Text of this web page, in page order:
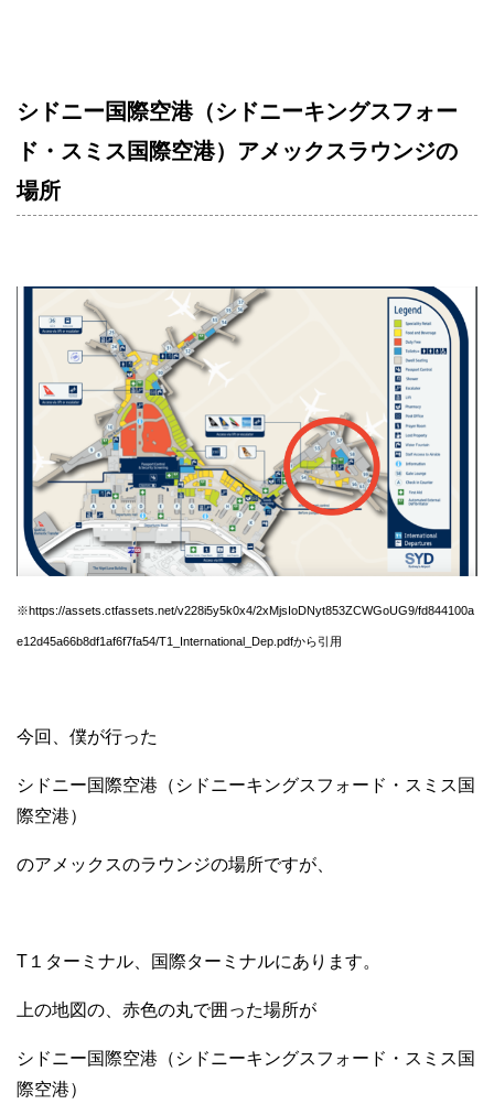
シドニー国際空港（シドニーキングスフォー
ド・スミス国際空港）アメックスラウンジの
場所
※https://assets.ctfassets.net/v228i5y5k0x4/2xMjsIoDNyt853ZCWGoUG9/fd844100a
e12d45a66b8df1af6f7fa54/T1_International_Dep.pdfから引用
今回、僕が行った
シドニー国際空港（シドニーキングスフォード・スミス国
際空港）
のアメックスのラウンジの場所ですが、
T１ターミナル、国際ターミナルにあります。
上の地図の、赤色の丸で囲った場所が
シドニー国際空港（シドニーキングスフォード・スミス国
際空港）